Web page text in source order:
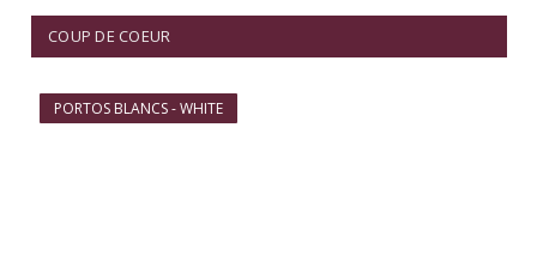
COUP DE COEUR
PORTOS BLANCS - WHITE